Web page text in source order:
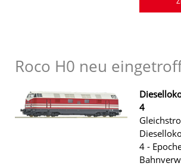
Roco H0 neu
4
4 -